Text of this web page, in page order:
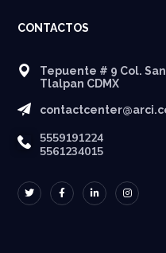
CONTACTOS
Tepuente # 9 Col.
Tlalpan CDMX
5559191224
5561234015